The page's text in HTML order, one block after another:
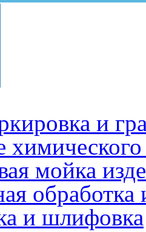
и
химического
мойка
обработка
и шлифовка